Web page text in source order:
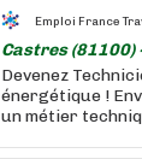
Emploi France
Castres (81100)
Devenez
énergétique !
un métier